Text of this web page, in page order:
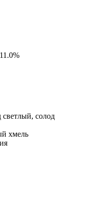
светлый, солод
хмель